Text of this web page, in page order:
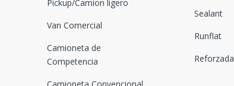
Pickup/Camion ligero
Van Comercial
Camioneta de
Competencia
Sealant
Runflat
Reforzada